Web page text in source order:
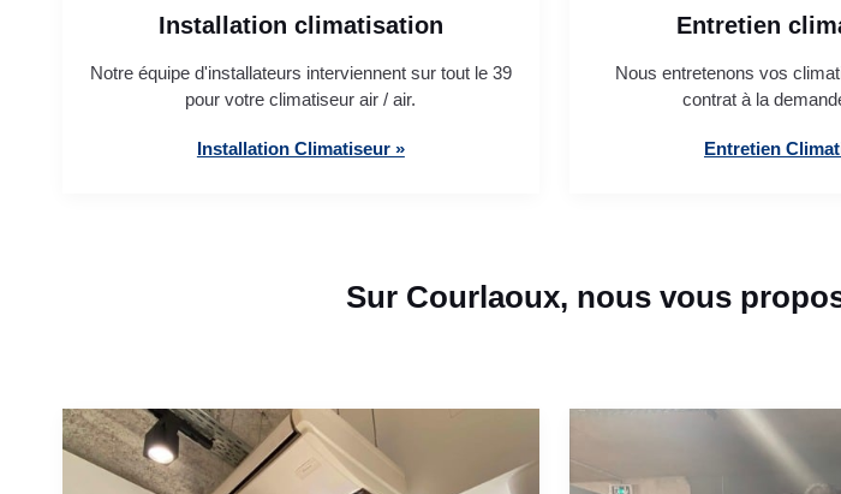
Installation climatisation
Notre équipe d'installateurs interviennent sur tout le 39
pour votre climatiseur air / air.
Installation Climatiseur »
Entretien
Nous entretenons vos
contrat à la
Entretien
Sur Courlaoux, nous vous